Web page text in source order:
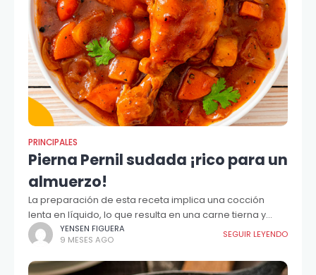
PRINCIPALES
Pierna Pernil sudada ¡rico para un
almuerzo!
La preparación de esta receta implica una cocción
lenta en líquido, lo que resulta en una carne tierna y
jugosa.YENSEN FIGUERA
9 MESES AGO
SEGUIR LEYENDO